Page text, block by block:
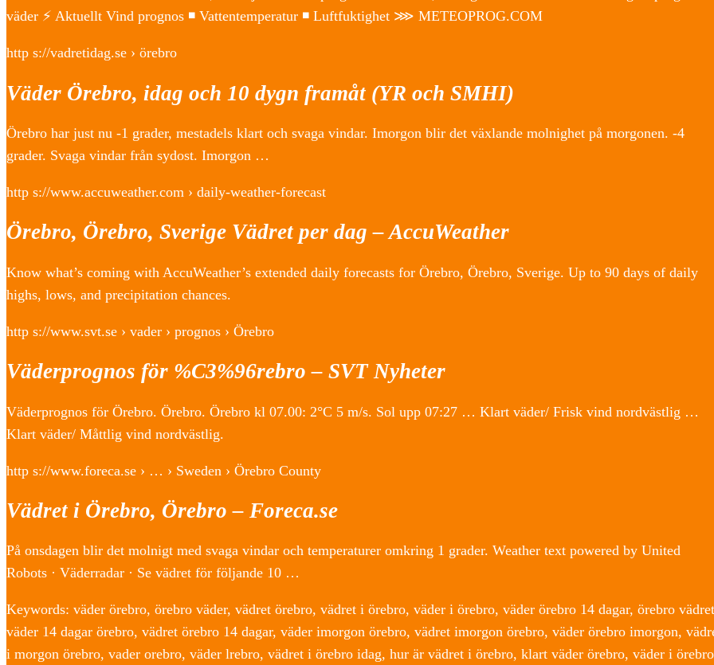
väder ⚡ Aktuellt Vind prognos ◾ Vattentemperatur ◾ Luftfuktighet ⋙ METEOPROG.COM
http s://vadretidag.se › örebro
Väder Örebro, idag och 10 dygn framåt (YR och SMHI)
Örebro har just nu -1 grader, mestadels klart och svaga vindar. Imorgon blir det växlande molnighet på morgonen. -4
grader. Svaga vindar från sydost. Imorgon …
http s://www.accuweather.com › daily-weather-forecast
Örebro, Örebro, Sverige Vädret per dag – AccuWeather
Know what’s coming with AccuWeather’s extended daily forecasts for Örebro, Örebro, Sverige. Up to 90 days of daily
highs, lows, and precipitation chances.
http s://www.svt.se › vader › prognos › Örebro
Väderprognos för %C3%96rebro – SVT Nyheter
Väderprognos för Örebro. Örebro. Örebro kl 07.00: 2°C 5 m/s. Sol upp 07:27 … Klart väder/ Frisk vind nordvästlig …
Klart väder/ Måttlig vind nordvästlig.
http s://www.foreca.se › … › Sweden › Örebro County
Vädret i Örebro, Örebro – Foreca.se
På onsdagen blir det molnigt med svaga vindar och temperaturer omkring 1 grader. Weather text powered by United
Robots · Väderradar · Se vädret för följande 10 …
Keywords: väder örebro, örebro väder, vädret örebro, vädret i örebro, väder i örebro, väder örebro 14 dagar, örebro
väder 14 dagar örebro, vädret örebro 14 dagar, väder imorgon örebro, vädret imorgon örebro, väder örebro imorgon,
i morgon örebro, vader orebro, väder lrebro, vädret i örebro idag, hur är vädret i örebro, klart väder örebro, väder i örebro